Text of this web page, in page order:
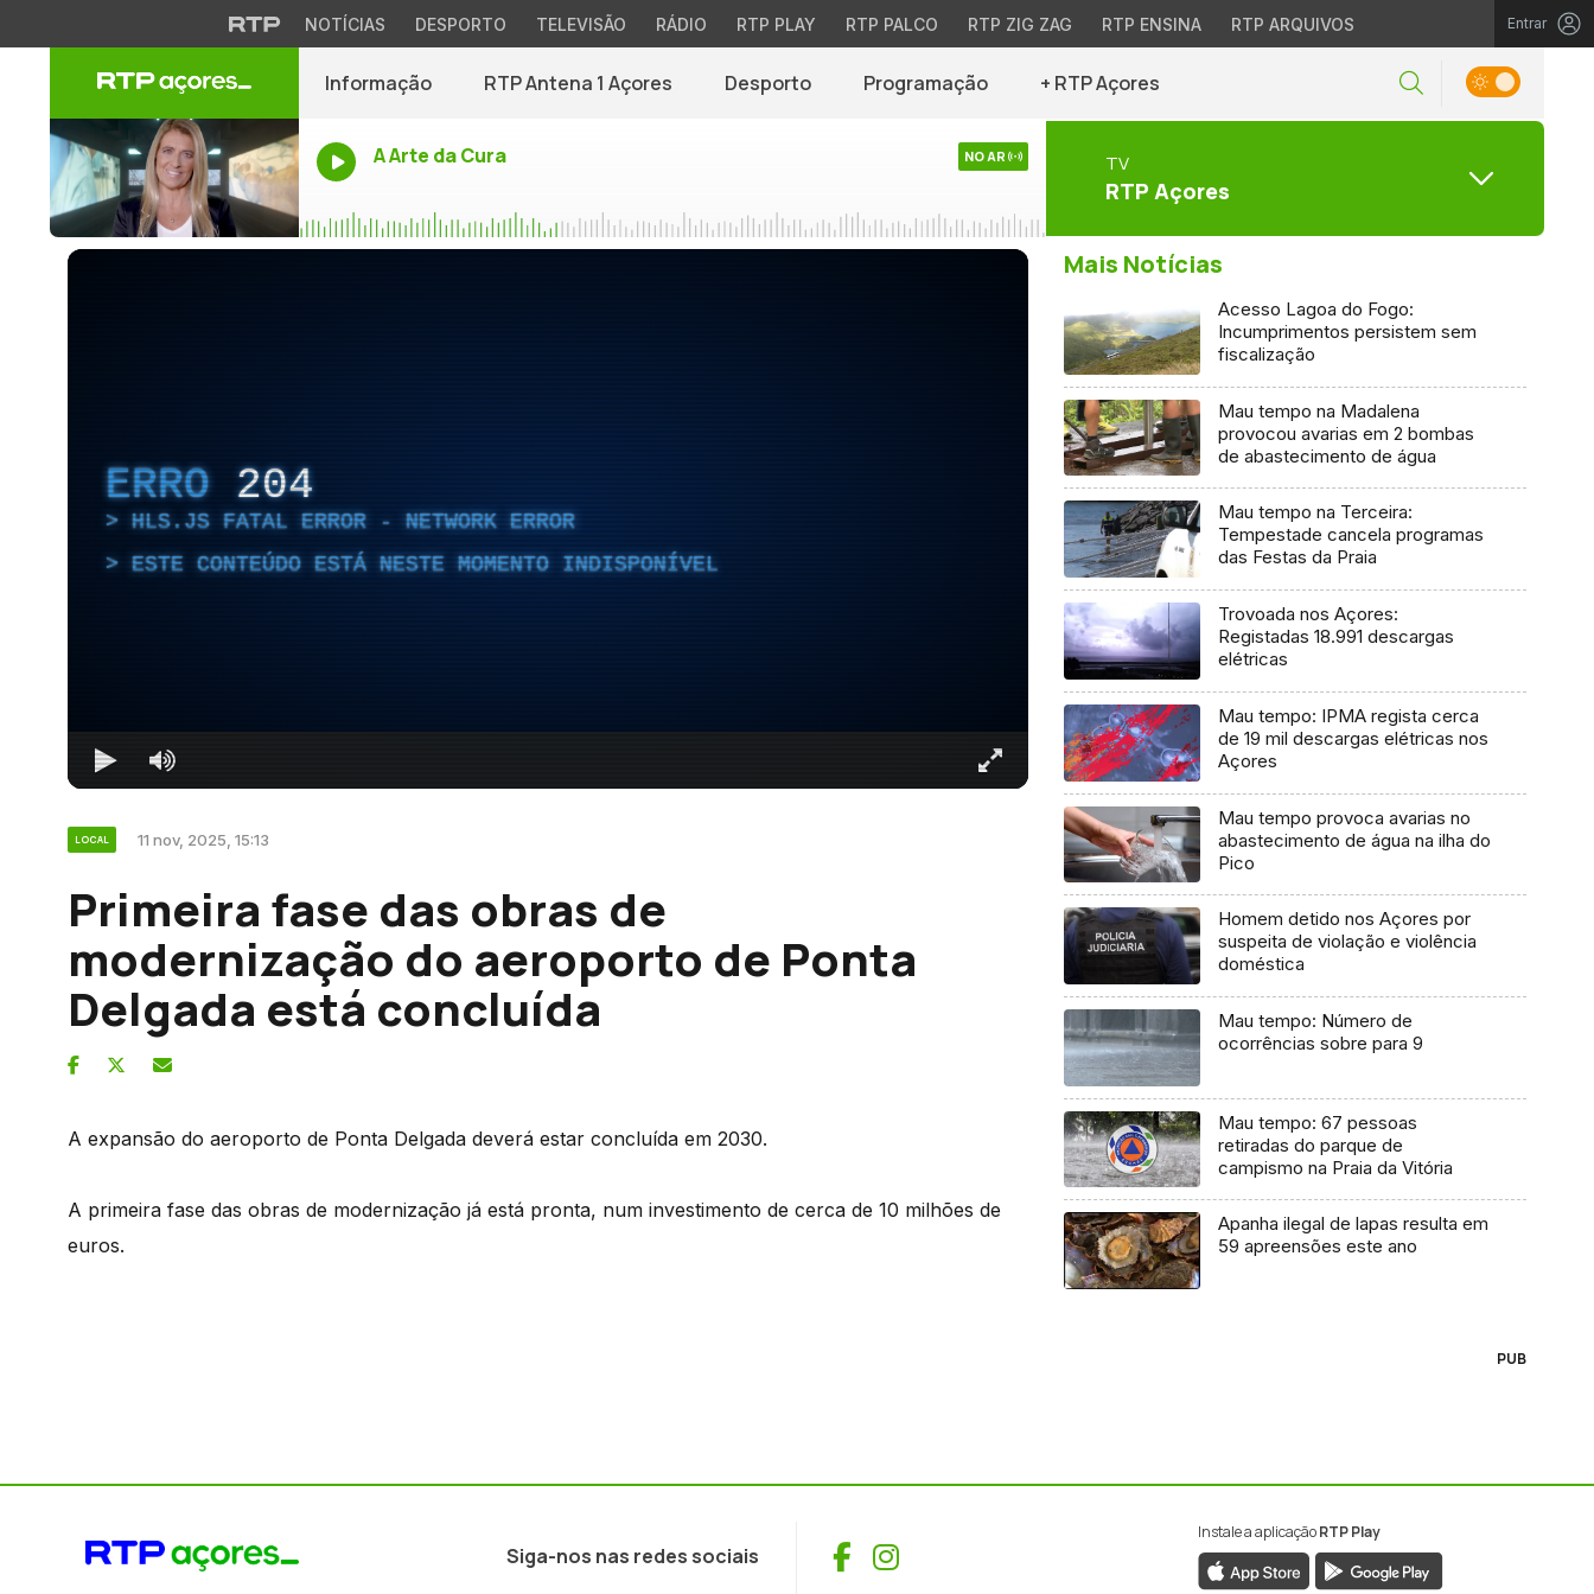
NOTÍCIAS DESPORTO TELEVISÃO RÁDIO RTP PLAY RTP PALCO RTP ZIG ZAG RTP ENSINA RTP ARQUIVOS Entrar
Informação RTP Antena 1 Açores Desporto Programação + RTP Açores
A Arte da Cura NO AR TV
RTP Açores
ERRO 204
HLS.JS FATAL ERROR - NETWORK ERROR
ESTE CONTEÚDO ESTÁ NESTE MOMENTO INDISPONÍVEL
LOCAL 11 nov, 2025, 15:13
Primeira fase das obras de
modernização do aeroporto de Ponta
Delgada está concluída
A expansão do aeroporto de Ponta Delgada deverá estar concluída em 2030.
A primeira fase das obras de modernização já está pronta, num investimento de cerca de 10 milhões de
euros.
Mais Notícias
Acesso Lagoa do Fogo:
Incumprimentos persistem sem
fiscalização
Mau tempo na Madalena
provocou avarias em 2 bombas
de abastecimento de água
Mau tempo na Terceira:
Tempestade cancela programas
das Festas da Praia
Trovoada nos Açores:
Registadas 18.991 descargas
elétricas
Mau tempo: IPMA regista cerca
de 19 mil descargas elétricas nos
Açores
Mau tempo provoca avarias no
abastecimento de água na ilha do
Pico
Homem detido nos Açores por
suspeita de violação e violência
doméstica
Mau tempo: Número de
ocorrências sobre para 9
Mau tempo: 67 pessoas
retiradas do parque de
campismo na Praia da Vitória
Apanha ilegal de lapas resulta em
59 apreensões este ano
PUB
Siga-nos nas redes sociais Facebook
Instagram
Instale a aplicaçãoRTP Play